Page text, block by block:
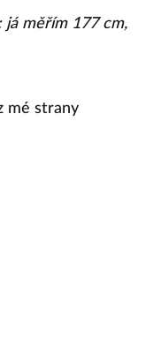
já měřím 177 cm,
mé strany